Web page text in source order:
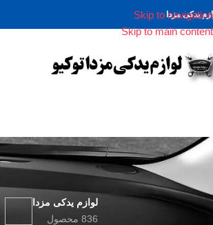
Skip to navigation
Skip to main content
یدکی مزدا
لوازم یدکی مزدا
836 محصول